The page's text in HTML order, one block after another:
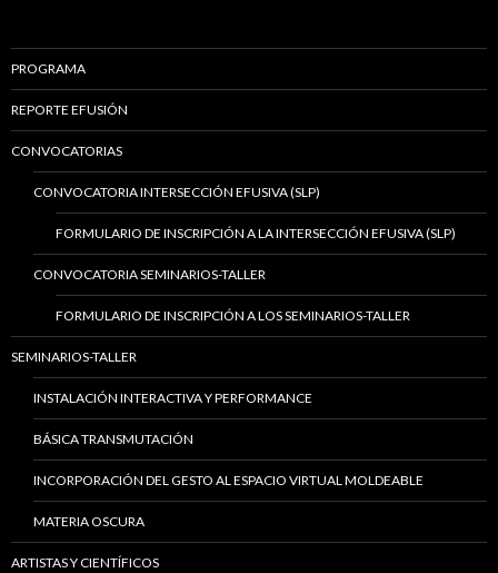
PROGRAMA
REPORTE EFUSIÓN
CONVOCATORIAS
CONVOCATORIA INTERSECCIÓN EFUSIVA (SLP)
FORMULARIO DE INSCRIPCIÓN A LA INTERSECCIÓN EFUSIVA (SLP)
CONVOCATORIA SEMINARIOS-TALLER
FORMULARIO DE INSCRIPCIÓN A LOS SEMINARIOS-TALLER
SEMINARIOS-TALLER
INSTALACIÓN INTERACTIVA Y PERFORMANCE
BÁSICA TRANSMUTACIÓN
INCORPORACIÓN DEL GESTO AL ESPACIO VIRTUAL MOLDEABLE
MATERIA OSCURA
ARTISTAS Y CIENTÍFICOS